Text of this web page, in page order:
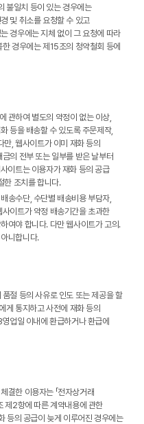
불일치 등이 있는 경우에는
및 취소를 요청할 수 있고
경우에는 지체 없이 그 요청에 따라
경우에는 제15조의 청약철회 등에
관하여 별도의 약정이 없는 이상,
등을 배송할 수 있도록 주문제작,
, 웹사이트가 이미 재화 등의
의 전부 또는 일부를 받은 날부터
이트는 이용자가 재화 등의 공급
한 조치를 합니다.
송수단, 수단별 배송비용 부담자,
이트가 약정 배송기간을 초과한
여야 합니다. 다만 웹사이트가 고의․
니합니다.
절 등의 사유로 인도 또는 제공을 할
게 통지하고 사전에 재화 등의
업일 이내에 환급하거나 환급에
결한 이용자는 「전자상거래
제2항에 따른 계약내용에 관한
등의 공급이 늦게 이루어진 경우에는